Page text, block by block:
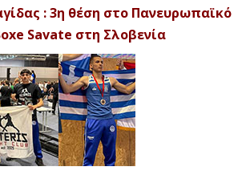
: 3η θέση στο Πανευρωπαϊκό
Savate στη Σλοβενία